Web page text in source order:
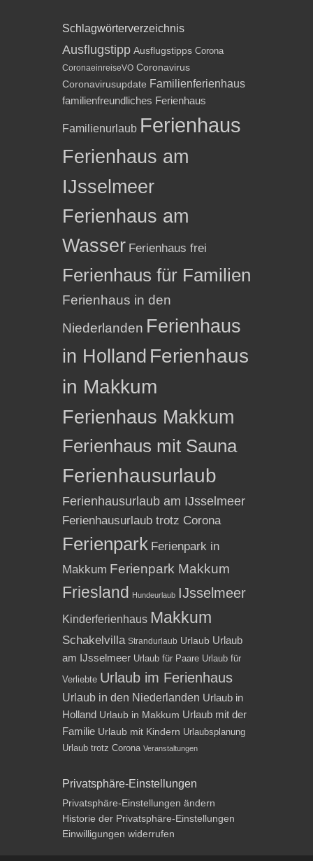
Schlagwörterverzeichnis
Ausflugstipp Ausflugstipps Corona
CoronaeinreiseVO Coronavirus
Coronavirusupdate Familienferienhaus
familienfreundliches Ferienhaus
Familienurlaub Ferienhaus
Ferienhaus am
IJsselmeer
Ferienhaus am
Wasser Ferienhaus frei
Ferienhaus für Familien
Ferienhaus in den
Niederlanden Ferienhaus
in Holland Ferienhaus
in Makkum
Ferienhaus Makkum
Ferienhaus mit Sauna
Ferienhausurlaub
Ferienhausurlaub am IJsselmeer
Ferienhausurlaub trotz Corona
Ferienpark Ferienpark in
Makkum Ferienpark Makkum
Friesland Hundeurlaub IJsselmeer
Kinderferienhaus Makkum
Schakelvilla Strandurlaub Urlaub Urlaub
am IJsselmeer Urlaub für Paare Urlaub für
Verliebte Urlaub im Ferienhaus
Urlaub in den Niederlanden Urlaub in
Holland Urlaub in Makkum Urlaub mit der
Familie Urlaub mit Kindern Urlaubsplanung
Urlaub trotz Corona Veranstaltungen
Privatsphäre-Einstellungen
Privatsphäre-Einstellungen ändern
Historie der Privatsphäre-Einstellungen
Einwilligungen widerrufen